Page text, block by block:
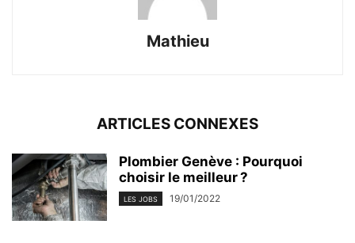
Mathieu
ARTICLES CONNEXES
Plombier Genève : Pourquoi
choisir le meilleur ?
LES JOBS 19/01/2022